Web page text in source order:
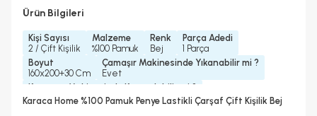
Ürün Bilgileri
Kişi Sayısı
2 / Çift Kişilik
Malzeme
%100 Pamuk
Renk
Bej
Parça Adedi
1 Parça
Boyut
160x200+30 Cm
Çamaşır Makinesinde Yıkanabilir mi ?
Evet
Kurutma Makinesinde Kurutulabilir mi ?
Hayır
Karaca Home %100 Pamuk Penye Lastikli Çarşaf Çift Kişilik Bej